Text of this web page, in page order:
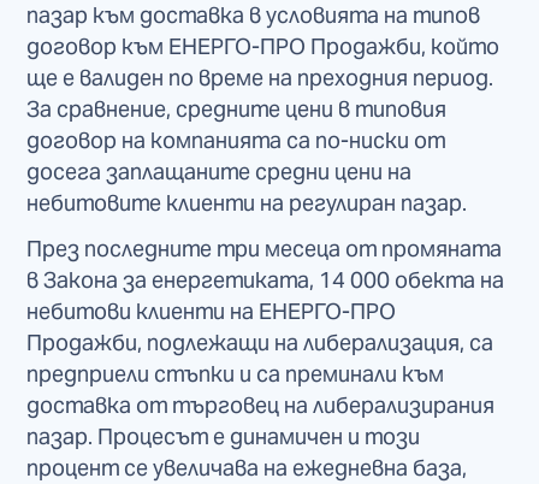
пазар към доставка в условията на типов
договор към ЕНЕРГО-ПРО Продажби, който
ще е валиден по време на преходния период.
За сравнение, средните цени в типовия
договор на компанията са по-ниски от
досега заплащаните средни цени на
небитовите клиенти на регулиран пазар.
През последните три месеца от промяната
в Закона за енергетиката, 14 000 обекта на
небитови клиенти на ЕНЕРГО-ПРО
Продажби, подлежащи на либерализация, са
предприели стъпки и са преминали към
доставка от търговец на либерализирания
пазар. Процесът е динамичен и този
процент се увеличава на ежедневна база,